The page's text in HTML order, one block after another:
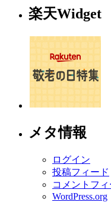
楽天Widget
メタ情報
ログイン
投稿フィード
コメントフィ
WordPress.org